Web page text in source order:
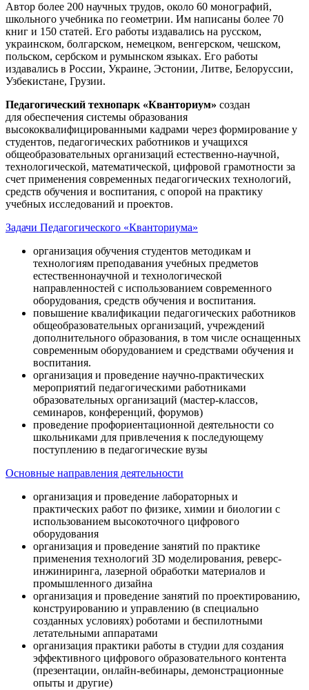
Автор более 200 научных трудов, около 60 монографий,
школьного учебника по геометрии. Им написаны более 70
книг и 150 статей. Его работы издавались на русском,
украинском, болгарском, немецком, венгерском, чешском,
польском, сербском и румынском языках. Его работы
издавались в России, Украине, Эстонии, Литве, Белоруссии,
Узбекистане, Грузии.
Педагогический технопарк «Кванториум» создан
для обеспечения системы образования
высококвалифицированными кадрами через формирование у
студентов, педагогических работников и учащихся
общеобразовательных организаций естественно-научной,
технологической, математической, цифровой грамотности за
счет применения современных педагогических технологий,
средств обучения и воспитания, с опорой на практику
учебных исследований и проектов.
Задачи Педагогического «Кванториума»
организация обучения студентов методикам и
технологиям преподавания учебных предметов
естественнонаучной и технологической
направленностей с использованием современного
оборудования, средств обучения и воспитания.
повышение квалификации педагогических работников
общеобразовательных организаций, учреждений
дополнительного образования, в том числе оснащенных
современным оборудованием и средствами обучения и
воспитания.
организация и проведение научно-практических
мероприятий педагогическими работниками
образовательных организаций (мастер-классов,
семинаров, конференций, форумов)
проведение профориентационной деятельности со
школьниками для привлечения к последующему
поступлению в педагогические вузы
Основные направления деятельности
организация и проведение лабораторных и
практических работ по физике, химии и биологии с
использованием высокоточного цифрового
оборудования
организация и проведение занятий по практике
применения технологий 3D моделирования, реверс-
инжиниринга, лазерной обработки материалов и
промышленного дизайна
организация и проведение занятий по проектированию,
конструированию и управлению (в специально
созданных условиях) роботами и беспилотными
летательными аппаратами
организация практики работы в студии для создания
эффективного цифрового образовательного контента
(презентации, онлайн-вебинары, демонстрационные
опыты и другие)